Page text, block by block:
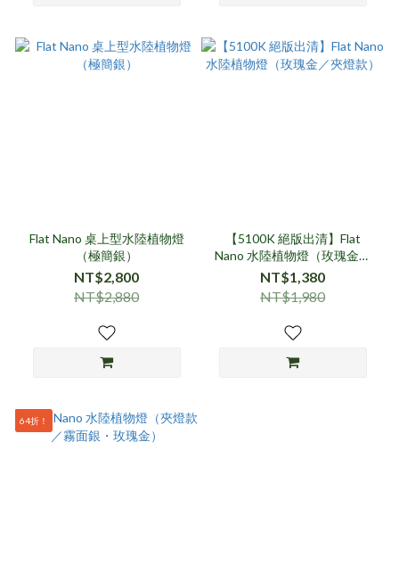
Flat Nano 桌上型水陸植物燈
（極簡銀）
NT$2,800
NT$2,880
【5100K 絕版出清】Flat
Nano 水陸植物燈（玫瑰金／
夾燈款）
NT$1,380
NT$1,980
64折！